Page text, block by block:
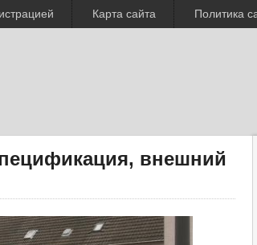
Карта сайта Политика
внешний